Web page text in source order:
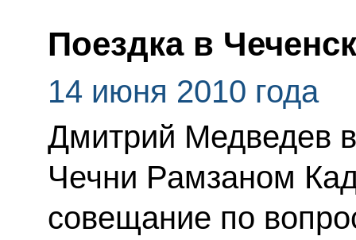
Поездка в
14 июня 2010 года
Дмитрий Медведев
Чечни Рамзаном
совещание по